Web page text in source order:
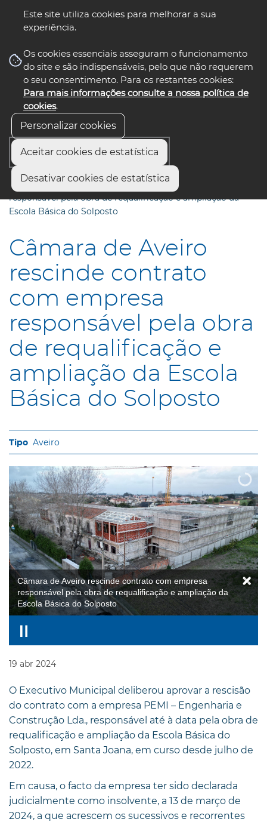
Este site utiliza cookies para melhorar a sua
experiência.
Os cookies essenciais asseguram o funcionamento
do site e são indispensáveis, pelo que não requerem
o seu consentimento. Para os restantes cookies:
Para mais informações consulte a nossa política de
cookies.
Personalizar cookies
Aceitar cookies de estatística
Desativar cookies de estatística
nos select language
Início
Câmara de Aveiro rescinde contrato com empresa
responsável pela obra de requalificação e ampliação da
Escola Básica do Solposto
Câmara de Aveiro
rescinde contrato
com empresa
responsável pela obra
de requalificação e
ampliação da Escola
Básica do Solposto
Aveiro
Câmara de Aveiro rescinde contrato com empresa
responsável pela obra de requalificação e ampliação da
Escola Básica do Solposto
19 abr 2024
O Executivo Municipal deliberou aprovar a rescisão
do contrato com a empresa PEMI – Engenharia e
Construção Lda., responsável até à data pela obra de
requalificação e ampliação da Escola Básica do
Solposto, em Santa Joana, em curso desde julho de
2022.
Em causa, o facto da empresa ter sido declarada
judicialmente como insolvente, a 13 de março de
2024, a que acrescem os sucessivos e recorrentes